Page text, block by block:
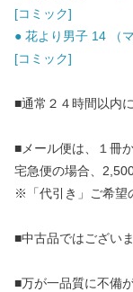
[コミック]
● 花より男子 14 （
[コミック]
■通常２４時間以内
■メール便は、１冊
宅急便の場合、
※「代引き」ご希望
■中古品ではござい
■万が一品質に不備